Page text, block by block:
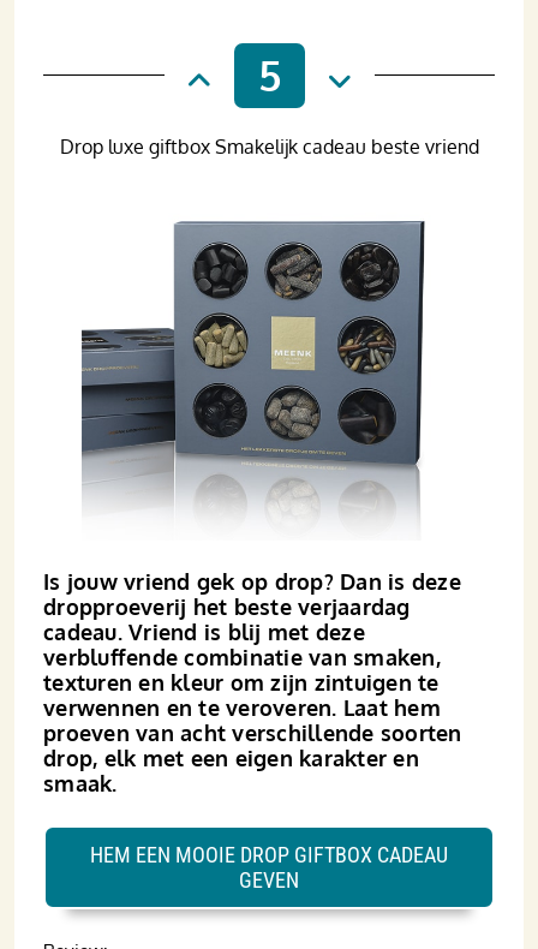
5
Is jouw vriend gek op drop? Dan is deze
dropproeverij het beste verjaardag
cadeau. Vriend is blij met deze
verbluffende combinatie van smaken,
texturen en kleur om zijn zintuigen te
verwennen en te veroveren. Laat hem
proeven van acht verschillende soorten
drop, elk met een eigen karakter en
smaak.
Drop luxe giftbox Smakelijk cadeau beste vriend
HEM EEN MOOIE DROP GIFTBOX CADEAU
GEVEN